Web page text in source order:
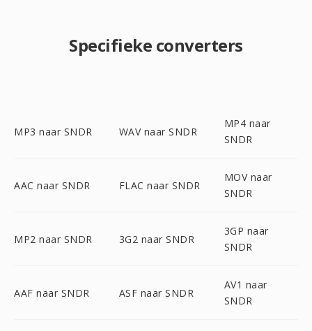
Specifieke converters
MP3 naar SNDR WAV naar SNDR
MP4 naar
SNDR
AAC naar SNDR FLAC naar SNDR
MOV naar
SNDR
MP2 naar SNDR 3G2 naar SNDR
3GP naar
SNDR
AAF naar SNDR ASF naar SNDR
AV1 naar
SNDR